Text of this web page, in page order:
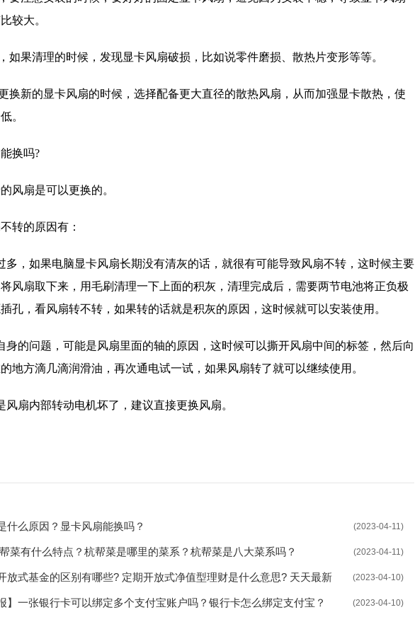
较大。
如果清理的时候，发现显卡风扇破损，比如说零件磨损、散热片变形等等。
换新的显卡风扇的时候，选择配备更大直径的散热风扇，从而加强显卡散热，使
。
换吗?
风扇是可以更换的。
转的原因有：
多，如果电脑显卡风扇长期没有清灰的话，就很有可能导致风扇不转，这时候主要
风扇取下来，用毛刷清理一下上面的积灰，清理完成后，需要两节电池将正负极
孔，看风扇转不转，如果转的话就是积灰的原因，这时候就可以安装使用。
身的问题，可能是风扇里面的轴的原因，这时候可以撕开风扇中间的标签，然后向
地方滴几滴润滑油，再次通电试一试，如果风扇转了就可以继续使用。
风扇内部转动电机坏了，建议直接更换风扇。
(2023-04-11)
什么原因？显卡风扇能换吗？
(2023-04-11)
菜有什么特点？杭帮菜是哪里的菜系？杭帮菜是八大菜系吗？
(2023-04-10)
放式基金的区别有哪些? 定期开放式净值型理财是什么意思? 天天最新
(2023-04-10)
】一张银行卡可以绑定多个支付宝账户吗？银行卡怎么绑定支付宝？